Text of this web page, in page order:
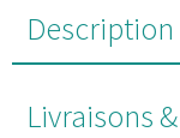
Description
Livraisons